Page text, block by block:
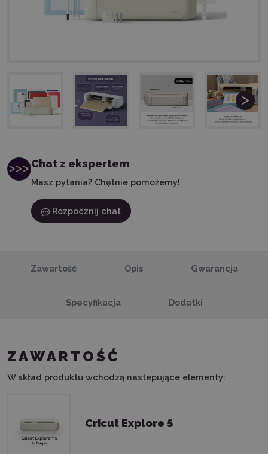
Chat z ekspertem
Masz pytania? Chętnie pomożemy!
Rozpocznij chat
Zawartość Opis Gwarancja
Specyfikacja Dodatki
ZAWARTOŚĆ
W skład produktu wchodzą nastepujące elementy:
Cricut Explore 5